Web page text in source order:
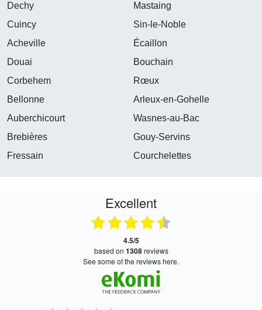
Dechy
Mastaing
Cuincy
Sin-le-Noble
Acheville
Écaillon
Douai
Bouchain
Corbehem
Rœux
Bellonne
Arleux-en-Gohelle
Auberchicourt
Wasnes-au-Bac
Brebières
Gouy-Servins
Fressain
Courchelettes
Excellent
4.5/5
based on 1308reviews
see some of the reviews here.